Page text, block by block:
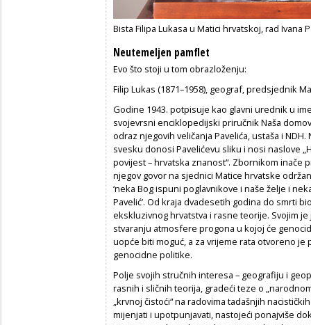
Bista Filipa Lukasa u Matici hrvatskoj, rad Ivana
Neutemeljen pamflet
Evo što stoji u tom obrazloženju:
Filip Lukas (1871–1958), geograf, predsjednik
Godine 1943. potpisuje kao glavni urednik u
svojevrsni enciklopedijski priručnik Naša
odraz njegovih veličanja Pavelića, ustaša i
svesku donosi Pavelićevu sliku i nosi naslove
povijest – hrvatska znanost“. Zbornikom inače
njegov govor na sjednici Matice hrvatske
‘neka Bog ispuni poglavnikove i naše želje i
Pavelić’. Od kraja dvadesetih godina do smrti
ekskluzivnog hrvatstva i rasne teorije. Svojim
stvaranju atmosfere progona u kojoj će
uopće biti moguć, a za vrijeme rata otvoreno je
genocidne politike.
Polje svojih stručnih interesa – geografiju i
rasnih i sličnih teorija, gradeći teze o
„krvnoj čistoći“ na radovima tadašnjih
mijenjati i upotpunjavati, nastojeći ponajviše